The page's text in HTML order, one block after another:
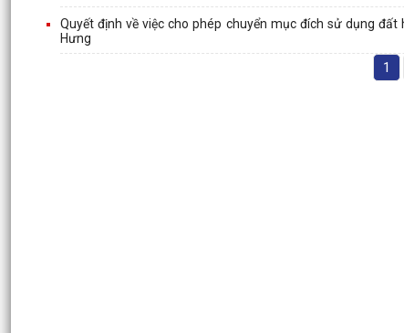
Quyết định về việc cho phép chuyển mục đích sử dụng
Hưng
1